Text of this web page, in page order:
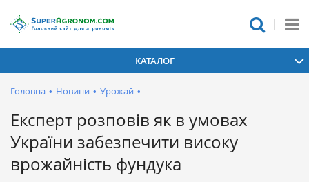
КАТАЛОГ
Головна • Новини • Урожай •
Експерт розповів як в умовах
України забезпечити високу
врожайність фундука